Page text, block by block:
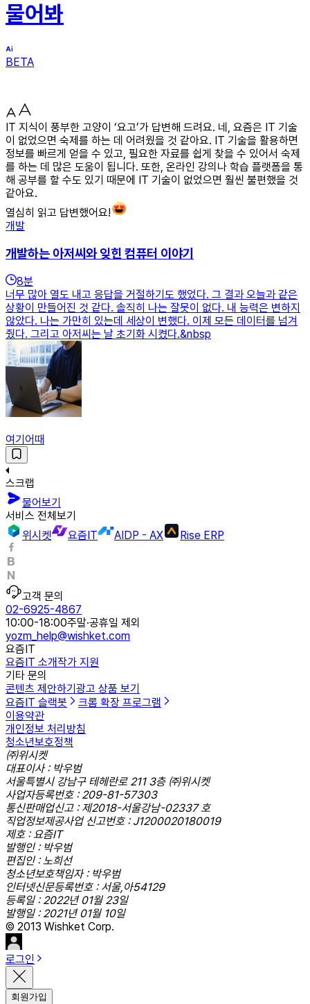
물어봐
BETA
IT 지식이 풍부한 고양이 ‘요고’가 답변해 드려요. 네, 요즘은 IT 기술
이 없었으면 숙제를 하는 데 어려웠을 것 같아요. IT 기술을 활용하면
정보를 빠르게 얻을 수 있고, 필요한 자료를 쉽게 찾을 수 있어서 숙제
를 하는 데 많은 도움이 됩니다. 또한, 온라인 강의나 학습 플랫폼을 통
해 공부를 할 수도 있기 때문에 IT 기술이 없었으면 훨씬 불편했을 것
같아요.
열심히 읽고 답변했어요!
개발
개발하는 아저씨와 잊힌 컴퓨터 이야기
8분
너무 많아 열도 내고 응답을 거절하기도 했었다. 그 결과 오늘과 같은
상황이 만들어진 것 같다. 솔직히 나는 잘못이 없다. 내 능력은 변하지
않았다. 나는 가만히 있는데 세상이 변했다. 이제 모든 데이터를 넘겨
줬다. 그리고 아저씨는 날 초기화 시켰다.&nbsp
여기어때
스크랩
물어보기
서비스 전체보기
위시켓
요즘IT AIDP - AX Rise ERP
고객 문의
02-6925-4867
10:00-18:00주말·공휴일 제외
yozm_help@wishket.com
요즘IT
요즘IT 소개작가 지원
기타 문의
콘텐츠 제안하기 광고 상품 보기
요즘IT 슬랙봇
크롬 확장 프로그램
이용약관
개인정보 처리방침
청소년보호정책
㈜위시켓
대표이사 : 박우범
서울특별시 강남구 테헤란로 211 3층 ㈜위시켓
사업자등록번호 : 209-81-57303
통신판매업신고 : 제2018-서울강남-02337 호
직업정보제공사업 신고번호 : J1200020180019
제호 : 요즘IT
발행인 : 박우범
편집인 : 노희선
청소년보호책임자 : 박우범
인터넷신문등록번호 : 서울,아54129
등록일 : 2022년 01월 23일
발행일 : 2021년 01월 10일
© 2013 Wishket Corp.
로그인
회원가입